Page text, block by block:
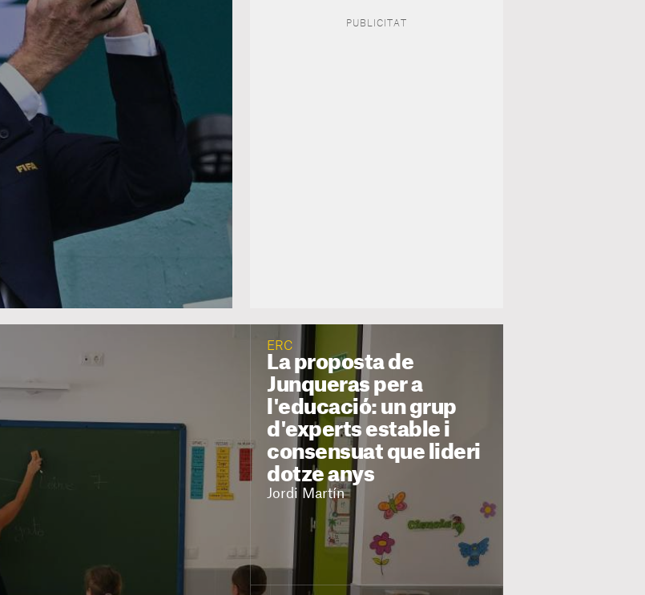
ERC
La proposta de
Junqueras per a
l'educació: un grup
d'experts estable i
consensuat que lideri
dotze anys
Jordi Martín